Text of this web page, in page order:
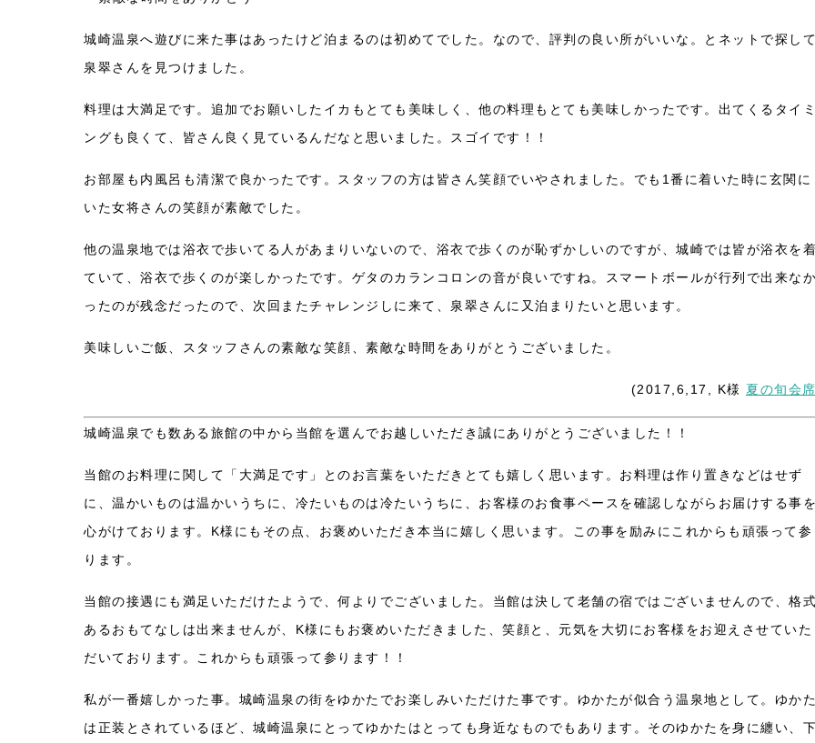
城崎温泉へ遊びに来た事はあったけど泊まるのは初めてでした。なので、評判の良い所がいいな。とネットで探して
泉翠さんを見つけました。
料理は大満足です。追加でお願いしたイカもとても美味しく、他の料理もとても美味しかったです。出てくるタイミ
ングも良くて、皆さん良く見ているんだなと思いました。スゴイです！！
お部屋も内風呂も清潔で良かったです。スタッフの方は皆さん笑顔でいやされました。でも1番に着いた時に玄関に
いた女将さんの笑顔が素敵でした。
他の温泉地では浴衣で歩いてる人があまりいないので、浴衣で歩くのが恥ずかしいのですが、城崎では皆が浴衣を着
ていて、浴衣で歩くのが楽しかったです。ゲタのカランコロンの音が良いですね。スマートボールが行列で出来なか
ったのが残念だったので、次回またチャレンジしに来て、泉翠さんに又泊まりたいと思います。
美味しいご飯、スタッフさんの素敵な笑顔、素敵な時間をありがとうございました。
(2017,6,17, K様 夏の旬会席
城崎温泉でも数ある旅館の中から当館を選んでお越しいただき誠にありがとうございました！！
当館のお料理に関して「大満足です」とのお言葉をいただきとても嬉しく思います。お料理は作り置きなどはせず
に、温かいものは温かいうちに、冷たいものは冷たいうちに、お客様のお食事ペースを確認しながらお届けする事を
心がけております。K様にもその点、お褒めいただき本当に嬉しく思います。この事を励みにこれからも頑張って参
ります。
当館の接遇にも満足いただけたようで、何よりでございました。当館は決して老舗の宿ではございませんので、格式
あるおもてなしは出来ませんが、K様にもお褒めいただきました、笑顔と、元気を大切にお客様をお迎えさせていた
だいております。これからも頑張って参ります！！
私が一番嬉しかった事。城崎温泉の街をゆかたでお楽しみいただけた事です。ゆかたが似合う温泉地として。ゆかた
は正装とされているほど、城崎温泉にとってゆかたはとっても身近なものでもあります。そのゆかたを身に纏い、下